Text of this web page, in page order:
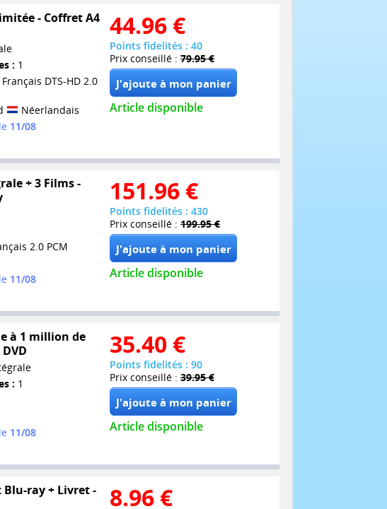
- Coffret A4
: 1
Français DTS-HD 2.0
Néerlandais
11/08
44.96 €
Points fidelités : 40
Prix conseillé : 79.95 €
Article disponible
+ 3 Films -
2.0 PCM
11/08
151.96 €
Points fidelités : 430
Prix conseillé : 199.95 €
Article disponible
à 1 million de
: 1
11/08
35.40 €
Points fidelités : 90
Prix conseillé : 39.95 €
Article disponible
ray + Livret -
8.96 €